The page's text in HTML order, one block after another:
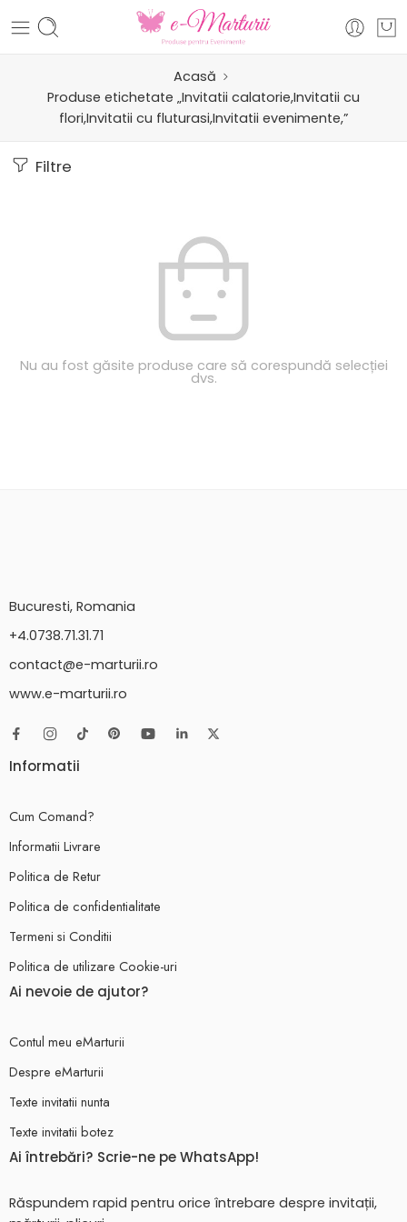
Acasă
Produse etichetate „Invitatii calatorie,Invitatii cu
flori,Invitatii cu fluturasi,Invitatii evenimente,”
Filtre
Nu au fost găsite produse care să corespundă selecției
dvs.
Bucuresti, Romania
+4.0738.71.31.71
contact@e-marturii.ro
www.e-marturii.ro
Informatii
Cum Comand?
Informatii Livrare
Politica de Retur
Politica de confidentialitate
Termeni si Conditii
Politica de utilizare Cookie-uri
Ai nevoie de ajutor?
Contul meu eMarturii
Despre eMarturii
Texte invitatii nunta
Texte invitatii botez
Ai întrebări? Scrie-ne pe WhatsApp!
Răspundem rapid pentru orice întrebare despre invitații,